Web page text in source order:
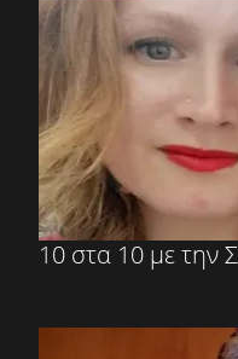
10 στα 10 με την